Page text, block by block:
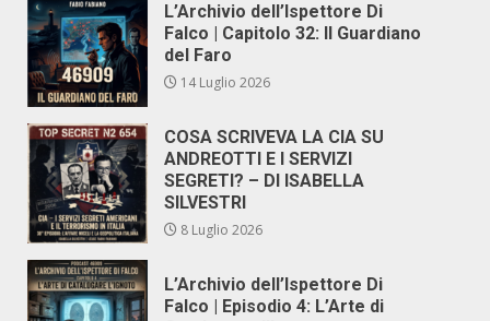
L’Archivio dell’Ispettore Di
Falco | Capitolo 32: Il Guardiano
del Faro
14 Luglio 2026
COSA SCRIVEVA LA CIA SU
ANDREOTTI E I SERVIZI
SEGRETI? – DI ISABELLA
SILVESTRI
8 Luglio 2026
L’Archivio dell’Ispettore Di
Falco | Episodio 4: L’Arte di